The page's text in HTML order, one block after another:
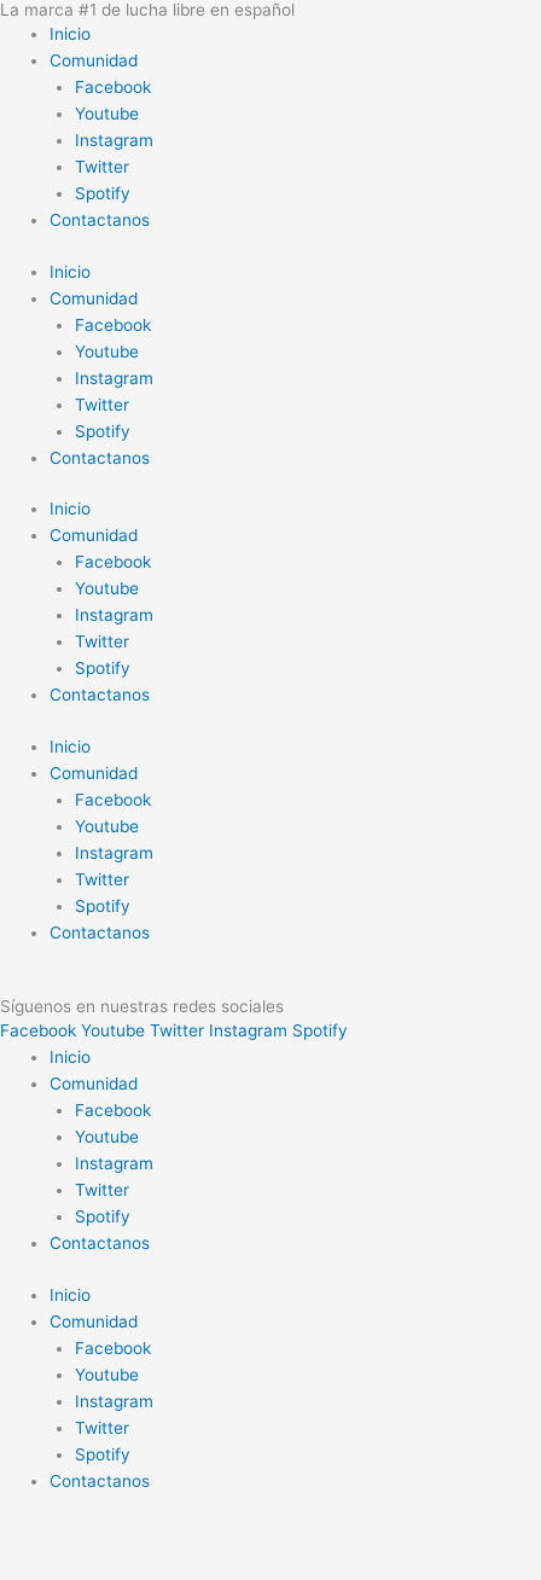
Ir
contenido
La marca #1 de lucha libre en español
Inicio
Comunidad
Facebook
Youtube
Instagram
Twitter
Spotify
Contactanos
Inicio
Comunidad
Facebook
Youtube
Instagram
Twitter
Spotify
Contactanos
Inicio
Comunidad
Facebook
Youtube
Instagram
Twitter
Spotify
Contactanos
Inicio
Comunidad
Facebook
Youtube
Instagram
Twitter
Spotify
Contactanos
Síguenos en nuestras redes sociales
Facebook Youtube Twitter Instagram Spotify
Inicio
Comunidad
Facebook
Youtube
Instagram
Twitter
Spotify
Contactanos
Inicio
Comunidad
Facebook
Youtube
Instagram
Twitter
Spotify
Contactanos